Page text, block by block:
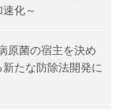
化～
原菌の宿主を決め
たな防除法開発に